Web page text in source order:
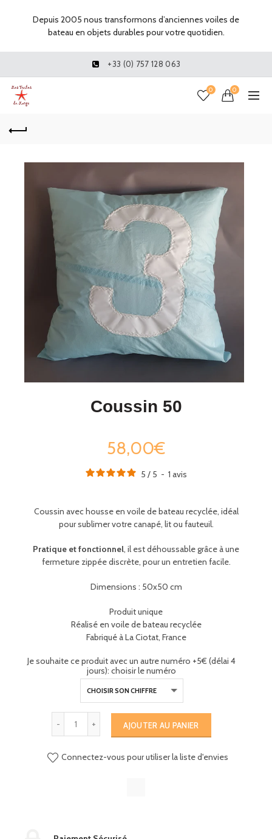
+33 (0) 757 128 063
0 0
Coussin 50
58,00€
5 / 5 - 1 avis
Coussin avec housse en voile de bateau recyclée, idéal
pour sublimer votre canapé, lit ou fauteuil.
Pratique et fonctionnel, il est déhoussable grâce à une
fermeture zippée discrète, pour un entretien facile.
Dimensions : 50x50 cm
Produit unique
Réalisé en voile de bateau recyclée
Fabriqué à La Ciotat, France
Je souhaite ce produit avec un autre numéro +5€ (délai 4
jours): choisir le numéro
AJOUTER AU PANIER
Connectez-vous pour utiliser la liste d'envies
Depuis 2005 nous transformons d’anciennes voiles de
bateau en objets durables pour votre quotidien.